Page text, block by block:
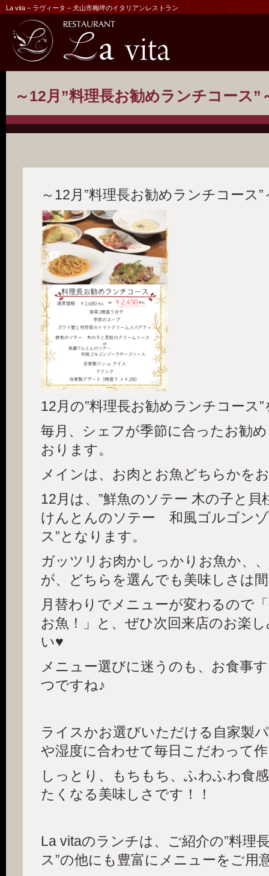
La vita – ラヴィータ – 犬山市梅坪のイタリアンレストラン
～12月”料理長お勧めランチコース”
～12月”料理長お勧めランチコース”
12月の”料理長お勧めランチコース
毎月、シェフが季節に合ったお勧
おります。
メインは、お肉とお魚どちらかを
12月は、”鮮魚のソテー 木の子と貝
けんとんのソテー 和風ゴルゴン
ス”となります。
ガッツリお肉かしっかりお魚か、
が、どちらを選んでも美味しさは
月替わりでメニューが変わるので
お魚！」と、ぜひ次回来店のお楽
い♥
メニュー選びに迷うのも、お食事
つですね♪
ライスかお選びいただける自家製
や湿度に合わせて毎日こだわって
しっとり、もちもち、ふわふわ食
たくなる美味しさです！！
La vitaのランチは、ご紹介の”料理
ス”の他にも豊富にメニューをご用